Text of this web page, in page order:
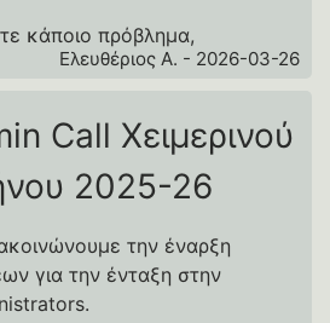
κάποιο πρόβλημα,
email στη διεύθυνση
Ελευθέριος Α. - 2026-03-26
Call Χειμερινού
2025-26
την έναρξη
για την ένταξη στην